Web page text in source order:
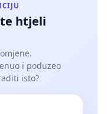
htjeli
i poduzeo
isto?